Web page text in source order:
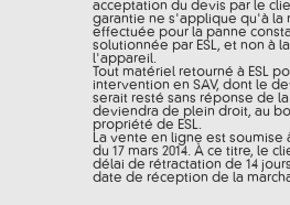
acceptation du devis par le
garantie ne s'applique qu'à la
effectuée pour la panne
solutionnée par ESL, et non à
l'appareil.
Tout matériel retourné à ESL
intervention en SAV, dont le
serait resté sans réponse de
deviendra de plein droit, au
propriété de ESL.
La vente en ligne est soumise
du 17 mars 2014. À ce titre, le
délai de rétractation de 14
date de réception de la